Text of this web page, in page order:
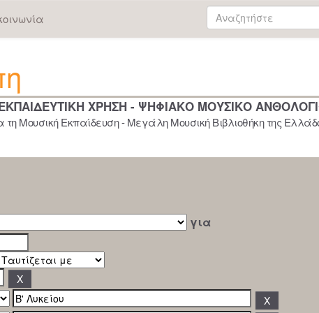
ΧΡΗΣΗ - ΨΗΦΙΑΚΟ ΜΟΥΣΙΚΟ
Μουσική Εκπαίδευση - Μεγάλη Μουσική Βιβλιοθήκη της
για